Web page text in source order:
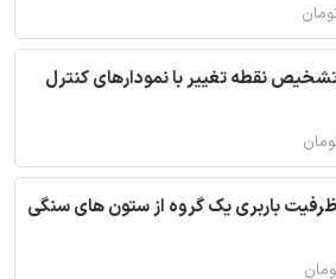
نقطه تغییر با نمودارهای کنترل
باربری یک گروه از ستون های سنگی